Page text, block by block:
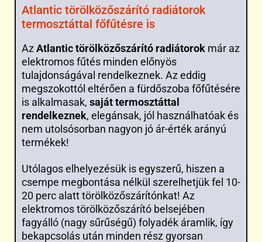
Atlantic törölközőszárító radiátorok
termosztáttal főfűtésre is
AzAtlantic törölközőszárító radiátorok már az
elektromos fűtés minden előnyös
tulajdonságával rendelkeznek. Az eddig
megszokottól eltérően a fürdőszoba főfűtésére
is alkalmasak, saját termosztáttal
rendelkeznek, elegánsak, jól használhatóak és
nem utolsósorban nagyon jó ár-érték arányú
termékek!
Utólagos elhelyezésük is egyszerű, hiszen a
csempe megbontása nélkül szerelhetjük fel 10-
20 perc alatt törölközőszárítónkat! Az
elektromos törölközőszárító belsejében
fagyálló (nagy sűrűségű) folyadék áramlik, így
bekapcsolás után minden rész gyorsan